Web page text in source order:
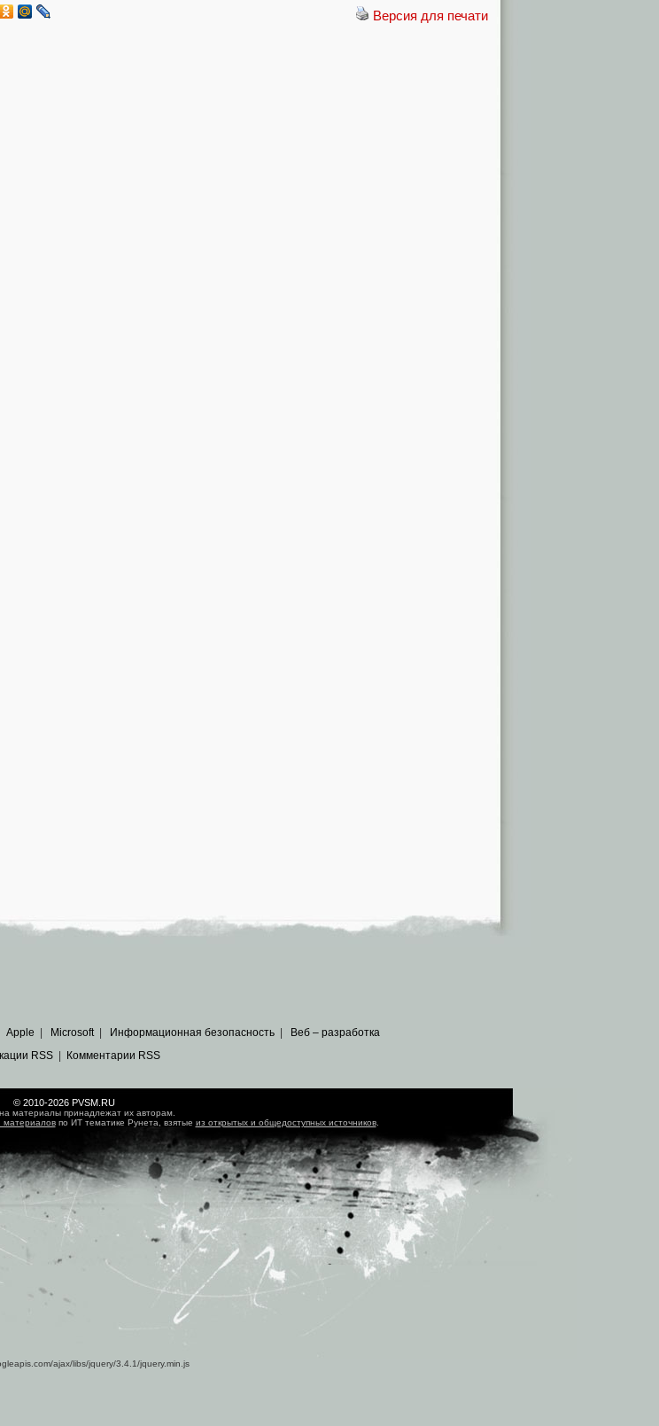
Версия для печати
Apple Microsoft| Информационная безопасность
Веб – разработка
RSS| Комментарии RSS
© 2010-2026 PVSM.RU
материалы принадлежат их авторам.
материаловпо ИТ тематике Рунета, взятые из открытых и общедоступных источников.
ajax/libs/jquery/3.4.1/jquery.min.js